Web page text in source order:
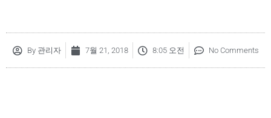
By관리자 7월 21, 2018 8:05 오전 No Comments